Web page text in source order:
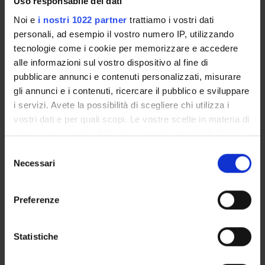
Noi e i nostri 1022 partner trattiamo i vostri dati
personali, ad esempio il vostro numero IP, utilizzando
tecnologie come i cookie per memorizzare e accedere
alle informazioni sul vostro dispositivo al fine di
pubblicare annunci e contenuti personalizzati, misurare
gli annunci e i contenuti, ricercare il pubblico e sviluppare
i servizi. Avete la possibilità di scegliere chi utilizza i
vostri dati e per quali scopi. Le vostre scelte in materia di
privacy sono applicabili solo su questa proprietà digitale
modificare o revocare il proprio consenso in qualsiasi
momento dalla Dichiarazione sui cookie o facendo clic
raccogliere informazioni sulla tua posizione
geografica, con un'approssimazione di qualche
delNecessari
Preferenze
Statistiche
ORGANIZZAZIONE
GOVERNANCE
COMMISSIONI
UFFICI E STRUTTURE DI SERVIZIO
SERVIZI DI SEGRETERIA STUDENTI
CENTRI
LABORATORI